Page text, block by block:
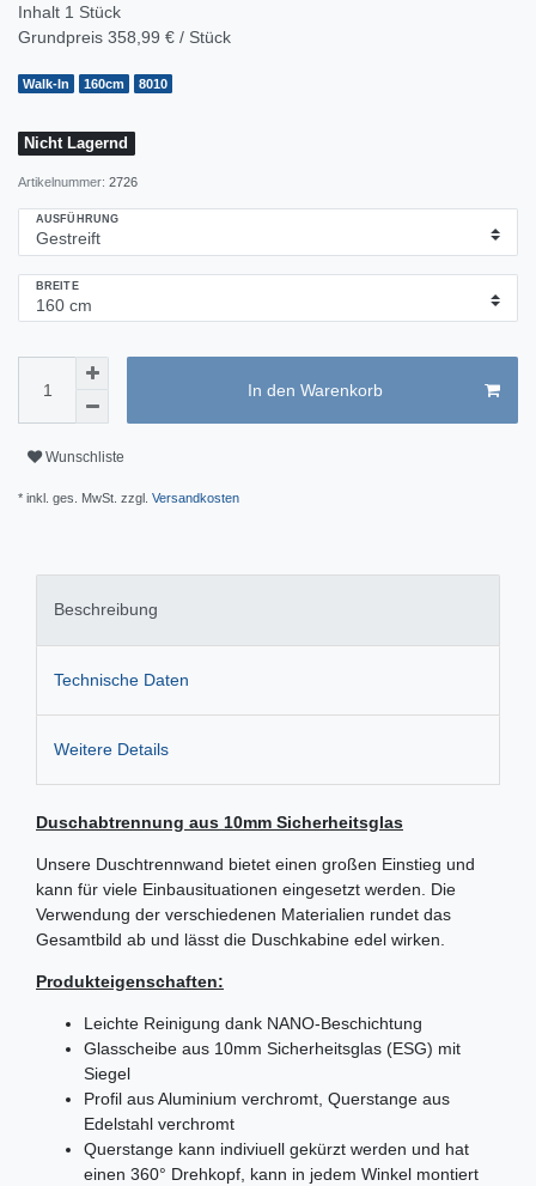
Inhalt 1 Stück
Grundpreis 358,99 € / Stück
Walk-In 160cm 8010
Nicht Lagernd
Artikelnummer: 2726
AUSFÜHRUNG
BREITE
In den Warenkorb
Wunschliste
* inkl. ges. MwSt. zzgl. Versandkosten
Beschreibung
Technische Daten
Weitere Details
Duschabtrennung aus 10mm Sicherheitsglas
Unsere Duschtrennwand bietet einen großen Einstieg und
kann für viele Einbausituationen eingesetzt werden. Die
Verwendung der verschiedenen Materialien rundet das
Gesamtbild ab und lässt die Duschkabine edel wirken.
Produkteigenschaften:
Leichte Reinigung dank NANO-Beschichtung
Glasscheibe aus 10mm Sicherheitsglas (ESG) mit
Siegel
Profil aus Aluminium verchromt, Querstange aus
Edelstahl verchromt
Querstange kann indiviuell gekürzt werden und hat
einen 360° Drehkopf, kann in jedem Winkel montiert